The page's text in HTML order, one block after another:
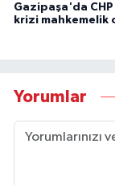
Gazipaşa'da CHP
krizi mahkemelik
Yorumlar